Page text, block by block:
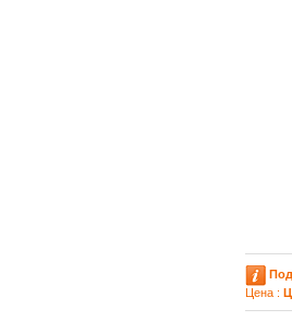
Цена :